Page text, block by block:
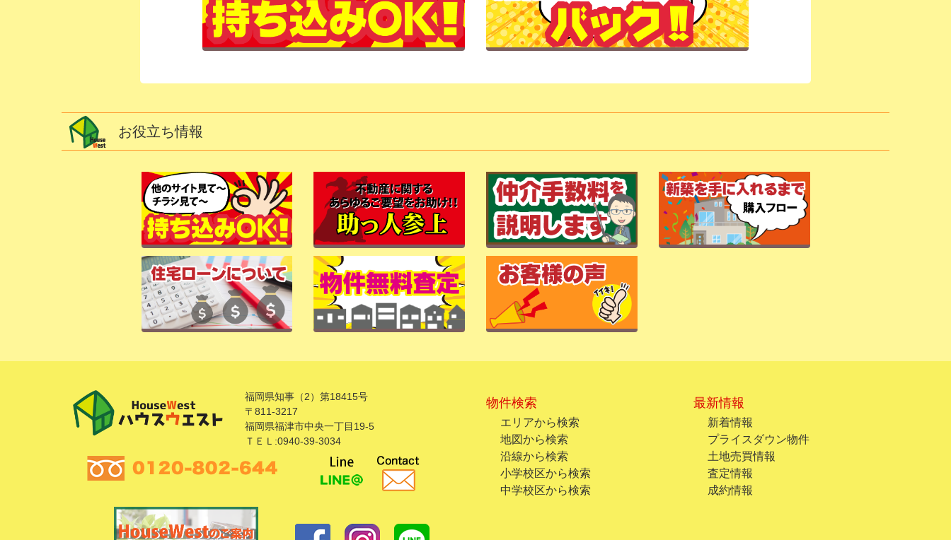
お役立ち情報
福岡県知事（2）第18415号
〒811-3217
福岡県福津市中央一丁目19-5
ＴＥＬ:0940-39-3034
物件検索
エリアから検索
地図から検索
沿線から検索
小学校区から検索
中学校区から検索
最新情報
新着情報
プライスダウン物件
土地売買情報
査定情報
成約情報